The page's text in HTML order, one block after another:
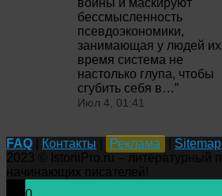
бессмысленность
псевдоэкономики,
занимающая у людей их
время система не
настолько глупа, чтобы
сгубить себя в…”
Июл 4, 01:41
FAQ Контакты Реклама Sitemap